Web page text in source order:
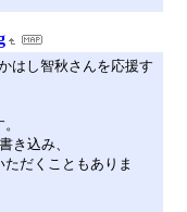
はし智秋さんを応援す
き込み、
だくこともありま